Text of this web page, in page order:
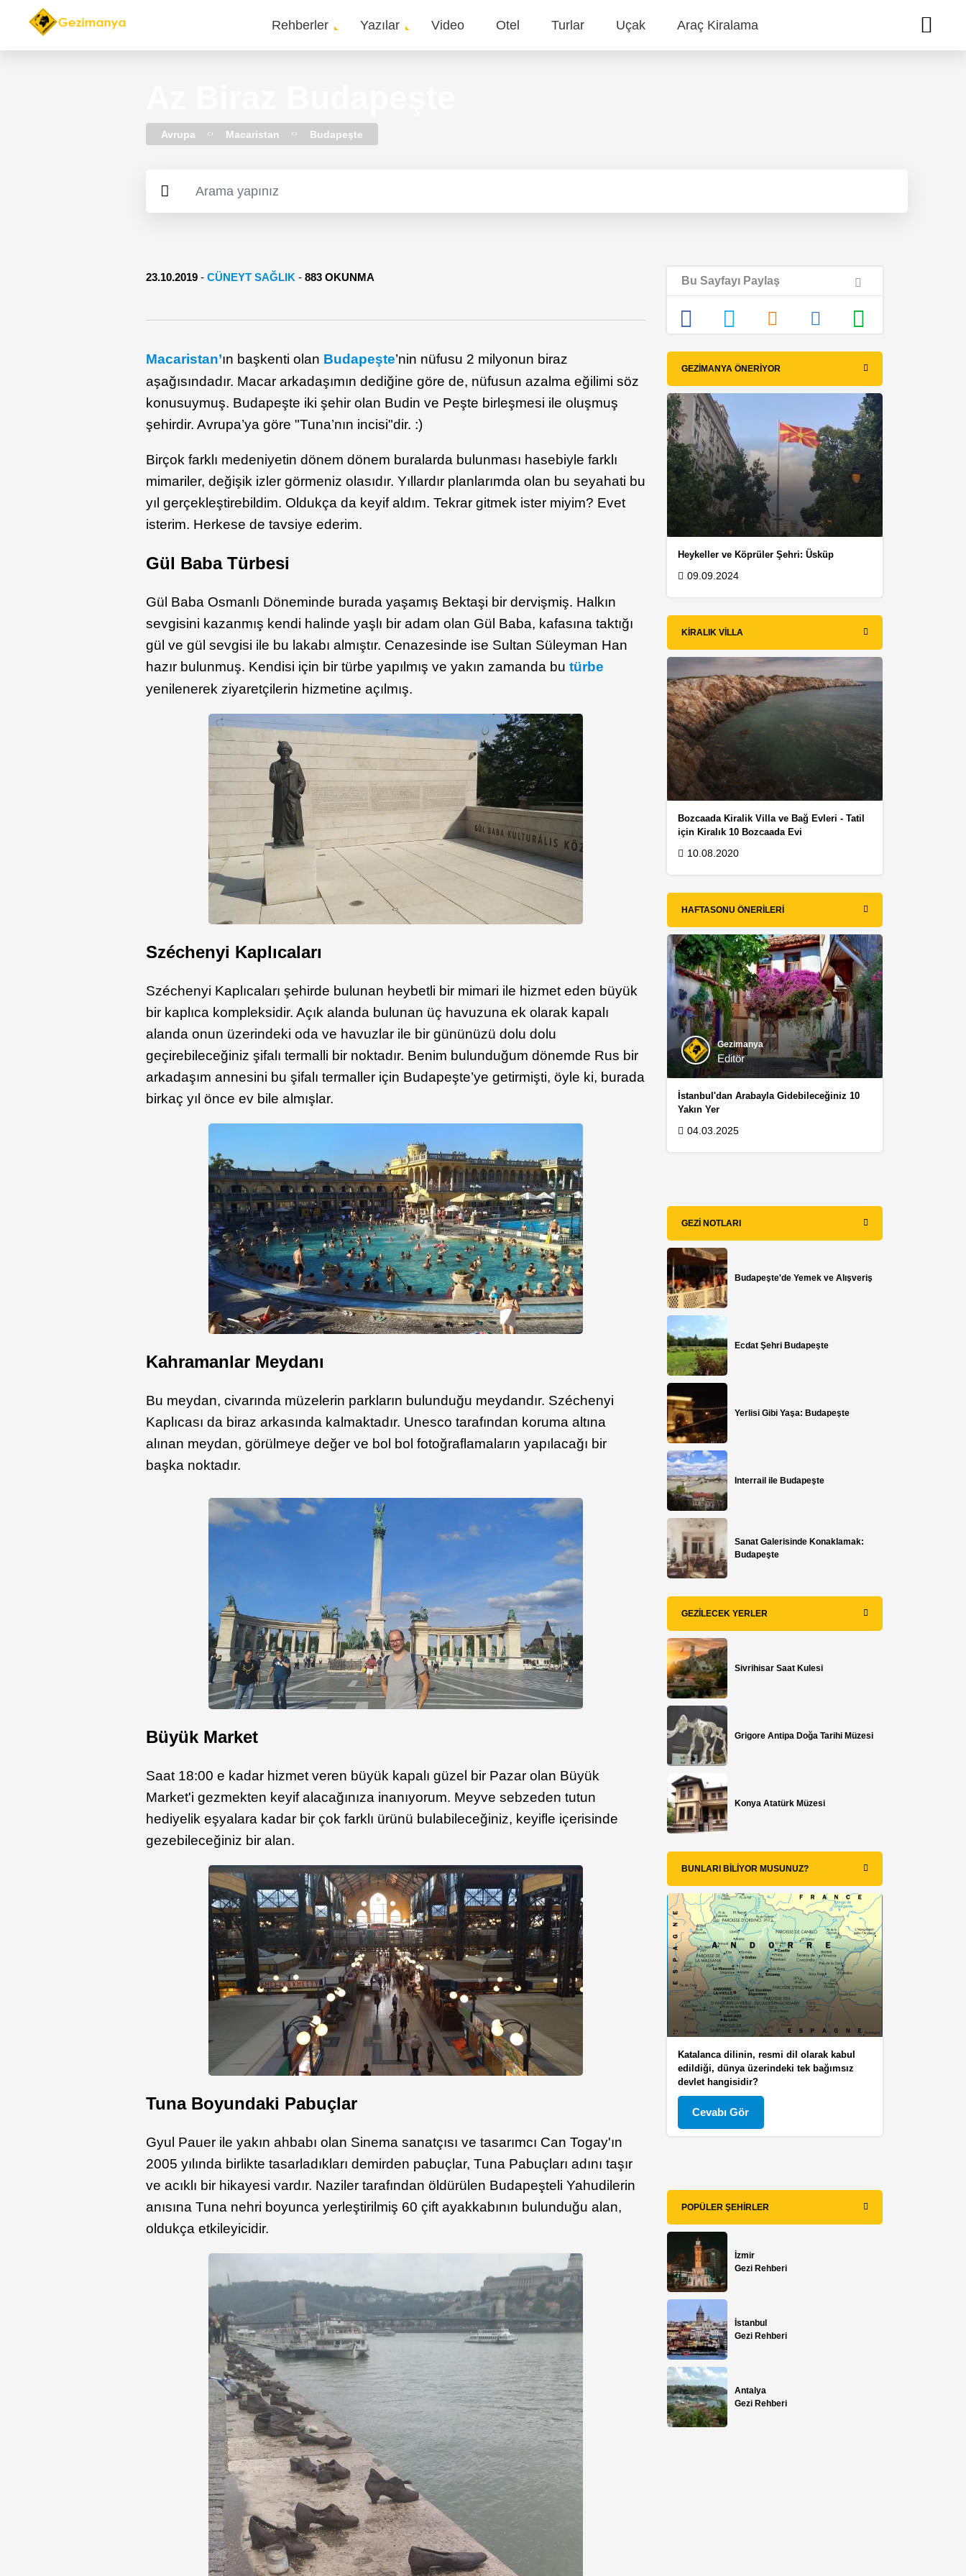
Main
Rehberler Yazılar Video Otel Turlar Uçak Araç Kiralama
Avrupa Macaristan Budapeşte
23.10.2019 -CÜNEYT SAĞLIK -883 OKUNMA
Macaristan’ın başkenti olan Budapeşte’nin nüfusu 2 milyonun biraz
aşağısındadır. Macar arkadaşımın dediğine göre de, nüfusun azalma eğilimi söz
konusuymuş. Budapeşte iki şehir olan Budin ve Peşte birleşmesi ile oluşmuş
şehirdir. Avrupa’ya göre "Tuna’nın incisi"dir. :)
Birçok farklı medeniyetin dönem dönem buralarda bulunması hasebiyle farklı
mimariler, değişik izler görmeniz olasıdır. Yıllardır planlarımda olan bu seyahati bu
yıl gerçekleştirebildim. Oldukça da keyif aldım. Tekrar gitmek ister miyim? Evet
isterim. Herkese de tavsiye ederim.
Gül Baba Türbesi
Gül Baba Osmanlı Döneminde burada yaşamış Bektaşi bir dervişmiş. Halkın
sevgisini kazanmış kendi halinde yaşlı bir adam olan Gül Baba, kafasına taktığı
gül ve gül sevgisi ile bu lakabı almıştır. Cenazesinde ise Sultan Süleyman Han
hazır bulunmuş. Kendisi için bir türbe yapılmış ve yakın zamanda butürbe
yenilenerek ziyaretçilerin hizmetine açılmış.
Széchenyi Kaplıcaları
Széchenyi Kaplıcaları şehirde bulunan heybetli bir mimari ile hizmet eden büyük
bir kaplıca kompleksidir. Açık alanda bulunan üç havuzuna ek olarak kapalı
alanda onun üzerindeki oda ve havuzlar ile bir gününüzü dolu dolu
geçirebileceğiniz şifalı termalli bir noktadır. Benim bulunduğum dönemde Rus bir
arkadaşım annesini bu şifalı termaller için Budapeşte’ye getirmişti, öyle ki, burada
birkaç yıl önce ev bile almışlar.
Kahramanlar Meydanı
Bu meydan, civarında müzelerin parkların bulunduğu meydandır. Széchenyi
Kaplıcası da biraz arkasında kalmaktadır. Unesco tarafından koruma altına
alınan meydan, görülmeye değer ve bol bol fotoğraflamaların yapılacağı bir
başka noktadır.
Büyük Market
Saat 18:00 e kadar hizmet veren büyük kapalı güzel bir Pazar olan Büyük
Market'i gezmekten keyif alacağınıza inanıyorum. Meyve sebzeden tutun
hediyelik eşyalara kadar bir çok farklı ürünü bulabileceğiniz, keyifle içerisinde
gezebileceğiniz bir alan.
Tuna Boyundaki Pabuçlar
Gyul Pauer ile yakın ahbabı olan Sinema sanatçısı ve tasarımcı Can Togay'ın
2005 yılında birlikte tasarladıkları demirden pabuçlar, Tuna Pabuçları adını taşır
ve acıklı bir hikayesi vardır. Naziler tarafından öldürülen Budapeşteli Yahudilerin
anısına Tuna nehri boyunca yerleştirilmiş 60 çift ayakkabının bulunduğu alan,
oldukça etkileyicidir.
Bu Sayfayı Paylaş
GEZIMANYA ÖNERIYOR
Heykeller ve Köprüler Şehri: Üsküp
09.09.2024
KIRALIK VILLA
Bozcaada Kiralik Villa ve Bağ Evleri - Tatil
için Kiralık 10 Bozcaada Evi
10.08.2020
HAFTASONU ÖNERILERI
Gezimanya
Editör
İstanbul'dan Arabayla Gidebileceğiniz 10
Yakın Yer
04.03.2025
GEZI NOTLARI
Budapeşte'de Yemek ve Alışveriş
Ecdat Şehri Budapeşte
Yerlisi Gibi Yaşa: Budapeşte
Interrail ile Budapeşte
Sanat Galerisinde Konaklamak:
Budapeşte
GEZILECEK YERLER
Sivrihisar Saat Kulesi
Grigore Antipa Doğa Tarihi Müzesi
Konya Atatürk Müzesi
BUNLARI BILIYOR MUSUNUZ?
Katalanca dilinin, resmi dil olarak kabul
edildiği, dünya üzerindeki tek bağımsız
devlet hangisidir?
Cevabı Gör
POPÜLER ŞEHIRLER
İzmir
Gezi Rehberi
İstanbul
Gezi Rehberi
Antalya
Gezi Rehberi